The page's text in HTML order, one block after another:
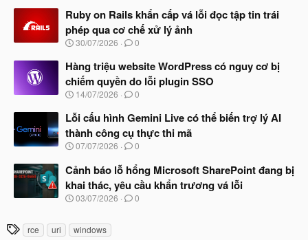
đ
ầ
u
à
b
ắ
đ
ầ
u
Ruby on Rails khẩn cấp vá lỗi đọc tập tin trái
phép qua cơ chế xử lý ảnh
N
à
b
ắ
đ
ầ
u
30/07/2026 0
Hàng triệu website WordPress có nguy cơ bị
chiếm quyền do lỗi plugin SSO
N
à
b
ắ
đ
ầ
u
14/07/2026 0
Lỗi cấu hình Gemini Live có thể biến trợ lý AI
thành công cụ thực thi mã
N
à
y
b
ắ
đ
ầ
07/07/2026 0
Cảnh báo lỗ hổng Microsoft SharePoint đang bị
khai thác, yêu cầu khẩn trương vá lỗi
N
y
03/07/2026 0
Trce uri windows